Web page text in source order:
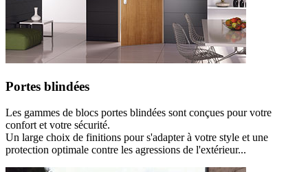
Portes blindées
Les gammes de blocs portes blindées sont conçues pour votre
confort et votre sécurité.
Un large choix de finitions pour s'adapter à votre style et une
protection optimale contre les agressions de l'extérieur...